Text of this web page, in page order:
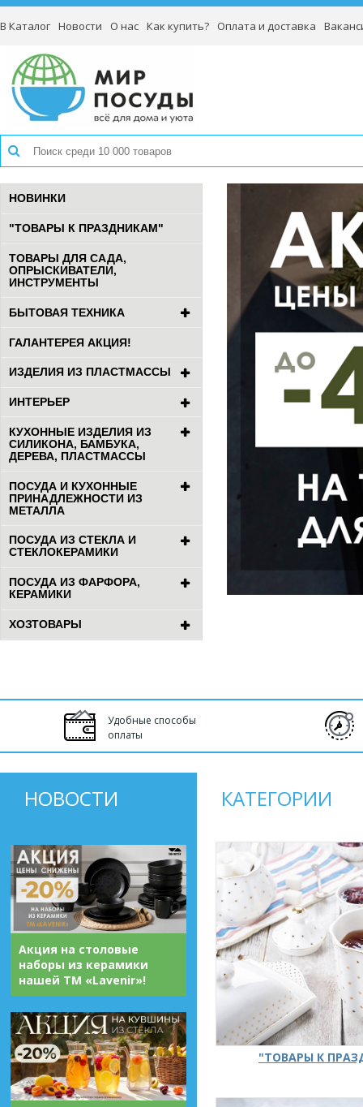
В Каталог Новости О нас Как купить? Оплата и доставка
НОВИНКИ
"ТОВАРЫ К ПРАЗДНИКАМ"
ТОВАРЫ ДЛЯ САДА,
ОПРЫСКИВАТЕЛИ,
ИНСТРУМЕНТЫ
БЫТОВАЯ ТЕХНИКА
ГАЛАНТЕРЕЯ АКЦИЯ!
ИЗДЕЛИЯ ИЗ ПЛАСТМАССЫ
ИНТЕРЬЕР
КУХОННЫЕ ИЗДЕЛИЯ ИЗ
СИЛИКОНА, БАМБУКА,
ДЕРЕВА, ПЛАСТМАССЫ
ПОСУДА И КУХОННЫЕ
ПРИНАДЛЕЖНОСТИ ИЗ
МЕТАЛЛА
ПОСУДА ИЗ СТЕКЛА И
СТЕКЛОКЕРАМИКИ
ПОСУДА ИЗ ФАРФОРА,
КЕРАМИКИ
ХОЗТОВАРЫ
Удобные способы
оплаты
НОВОСТИ
Акция на столовые
наборы из керамики
нашей ТМ «Lavenir»!
КАТЕГОРИИ
"ТОВАРЫ К